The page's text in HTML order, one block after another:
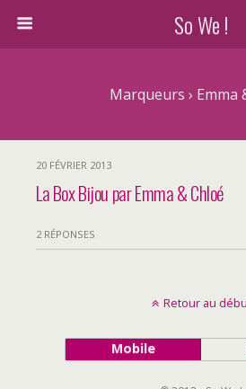
So We !
Marqueurs › Emma
20 FÉVRIER 2013
La Box Bijou par Emma & Chloé
2 RÉPONSES
Retour au
Mobile